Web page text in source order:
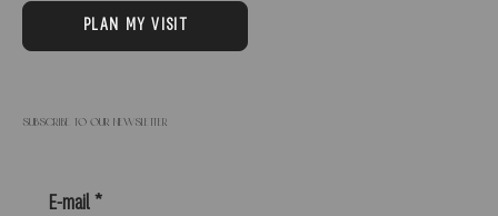
PLAN MY VISIT
Subscribe to our newsletter
E-mail *